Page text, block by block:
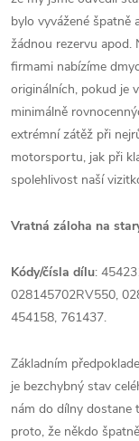
bylo vyvážené špatně
žádnou rezervu apod.
firmami nabízíme
originálních, pokud je
minimálně
extrémní zátěž při
motorsportu, jak při
spolehlivost naší
Vratná záloha na
Kódy/čísla dílu:
028145702RV550,
454158, 761437.
Základním
je bezchybný stav
nám do dílny dostane
proto, že někdo